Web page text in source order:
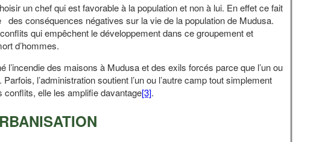
un chef qui est favorable à la population et non à lui. En effet ce fait
conséquences négatives sur la vie de la population de Mudusa.
qui empêchent le développement dans ce groupement et
d’hommes.
des maisons à Mudusa et des exils forcés parce que l’un ou
l’administration soutient l’un ou l’autre camp tout simplement
conflits, elle les amplifie davantage[3].